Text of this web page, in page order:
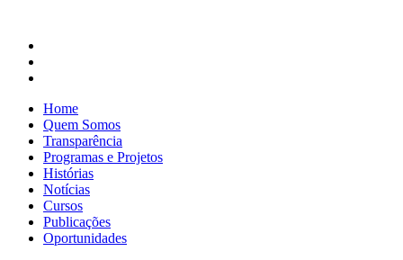
Home
Quem Somos
Transparência
Programas e Projetos
Histórias
Notícias
Cursos
Publicações
Oportunidades